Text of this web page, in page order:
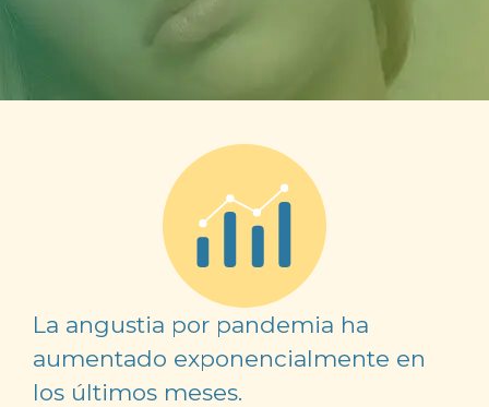
La angustia por pandemia ha
aumentado exponencialmente en
los últimos meses.